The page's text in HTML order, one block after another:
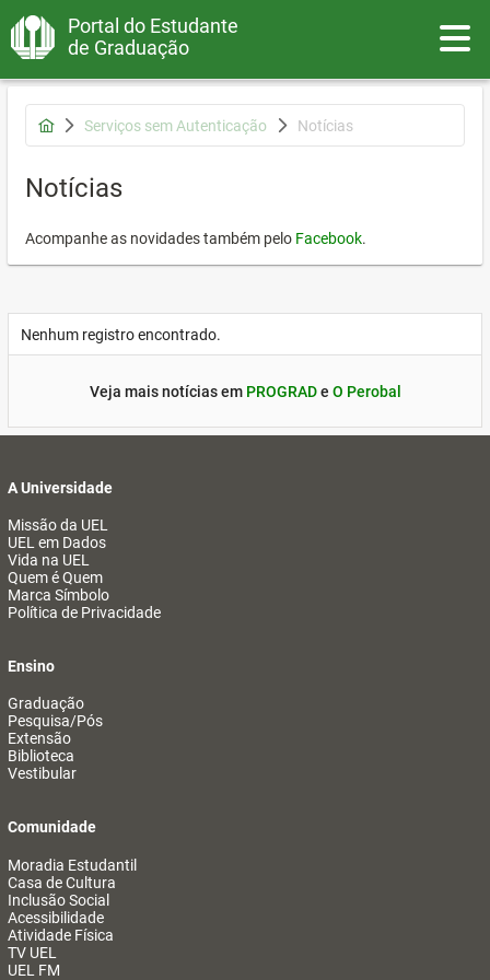
Portal do Estudante
de Graduação
Serviços sem Autenticação Notícias
Notícias
Acompanhe as novidades também pelo Facebook.
Nenhum registro encontrado.
Veja mais notícias em PROGRADe O Perobal
A Universidade
Missão da UEL
UEL em Dados
Vida na UEL
Quem é Quem
Marca Símbolo
Política de Privacidade
Ensino
Graduação
Pesquisa/Pós
Extensão
Biblioteca
Vestibular
Comunidade
Moradia Estudantil
Casa de Cultura
Inclusão Social
Acessibilidade
Atividade Física
TV UEL
UEL FM